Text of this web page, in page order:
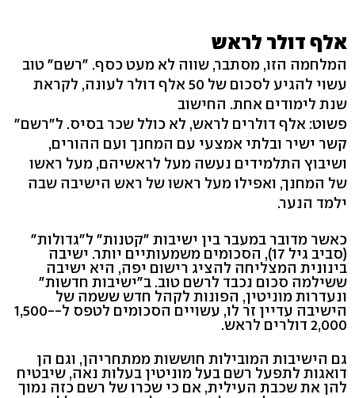
אלף דולר לראש
המלחמה הזו, מסתבר, שווה לא מעט כסף. "רשם" טוב
עשוי להגיע לסכום של 50 אלף דולר לעונה, לקראת
שנת לימודים אחת. החישוב
פשוט: אלף דולרים לראש, לא כולל שכר בסיס. ל"רשם"
קשר ישיר ובלתי אמצעי עם המחנך ועם ההורים,
ושיבוץ התלמידים נעשה מעל לראשיהם, מעל ראשו
של המחנך, ואפילו מעל ראשו של ראש הישיבה שבה
ילמד הנער.
כאשר מדובר במעבר בין ישיבות "קטנות" ל"גדולות"
(סביב גיל 17), הסכומים משמעותיים יותר. ישיבה
בינונית המצליחה להציג רישום יפה, היא ישיבה
ששילמה סכום נכבד לרשם טוב. ב"ישיבות חדשות"
ונעדרות מוניטין, הפונות לקהל חדש ששמה של
הישיבה עדיין זר לו, עשויים הסכומים לטפס ל-1,500-
2,000 דולרים לראש.
גם הישיבות המובילות חוששות ממתחריהן, וגם הן
דואגות לתפעל רשם בעל מוניטין בעלות נאה, שיבטיח
להן את שכבת העילית, אם כי שכרו של רשם כזה נמוך